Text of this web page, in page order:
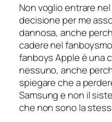
Non voglio entrare
decisione per me
dannosa, anche
cadere nel
fanboys Apple è una
nessuno, anche
spiegare che a
Samsung e non il
che non sono la